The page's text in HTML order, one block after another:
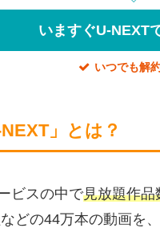
いますぐU-NEXT
いつでも解
」とは？
ビスの中で見放題作品
どの44万本の動画を